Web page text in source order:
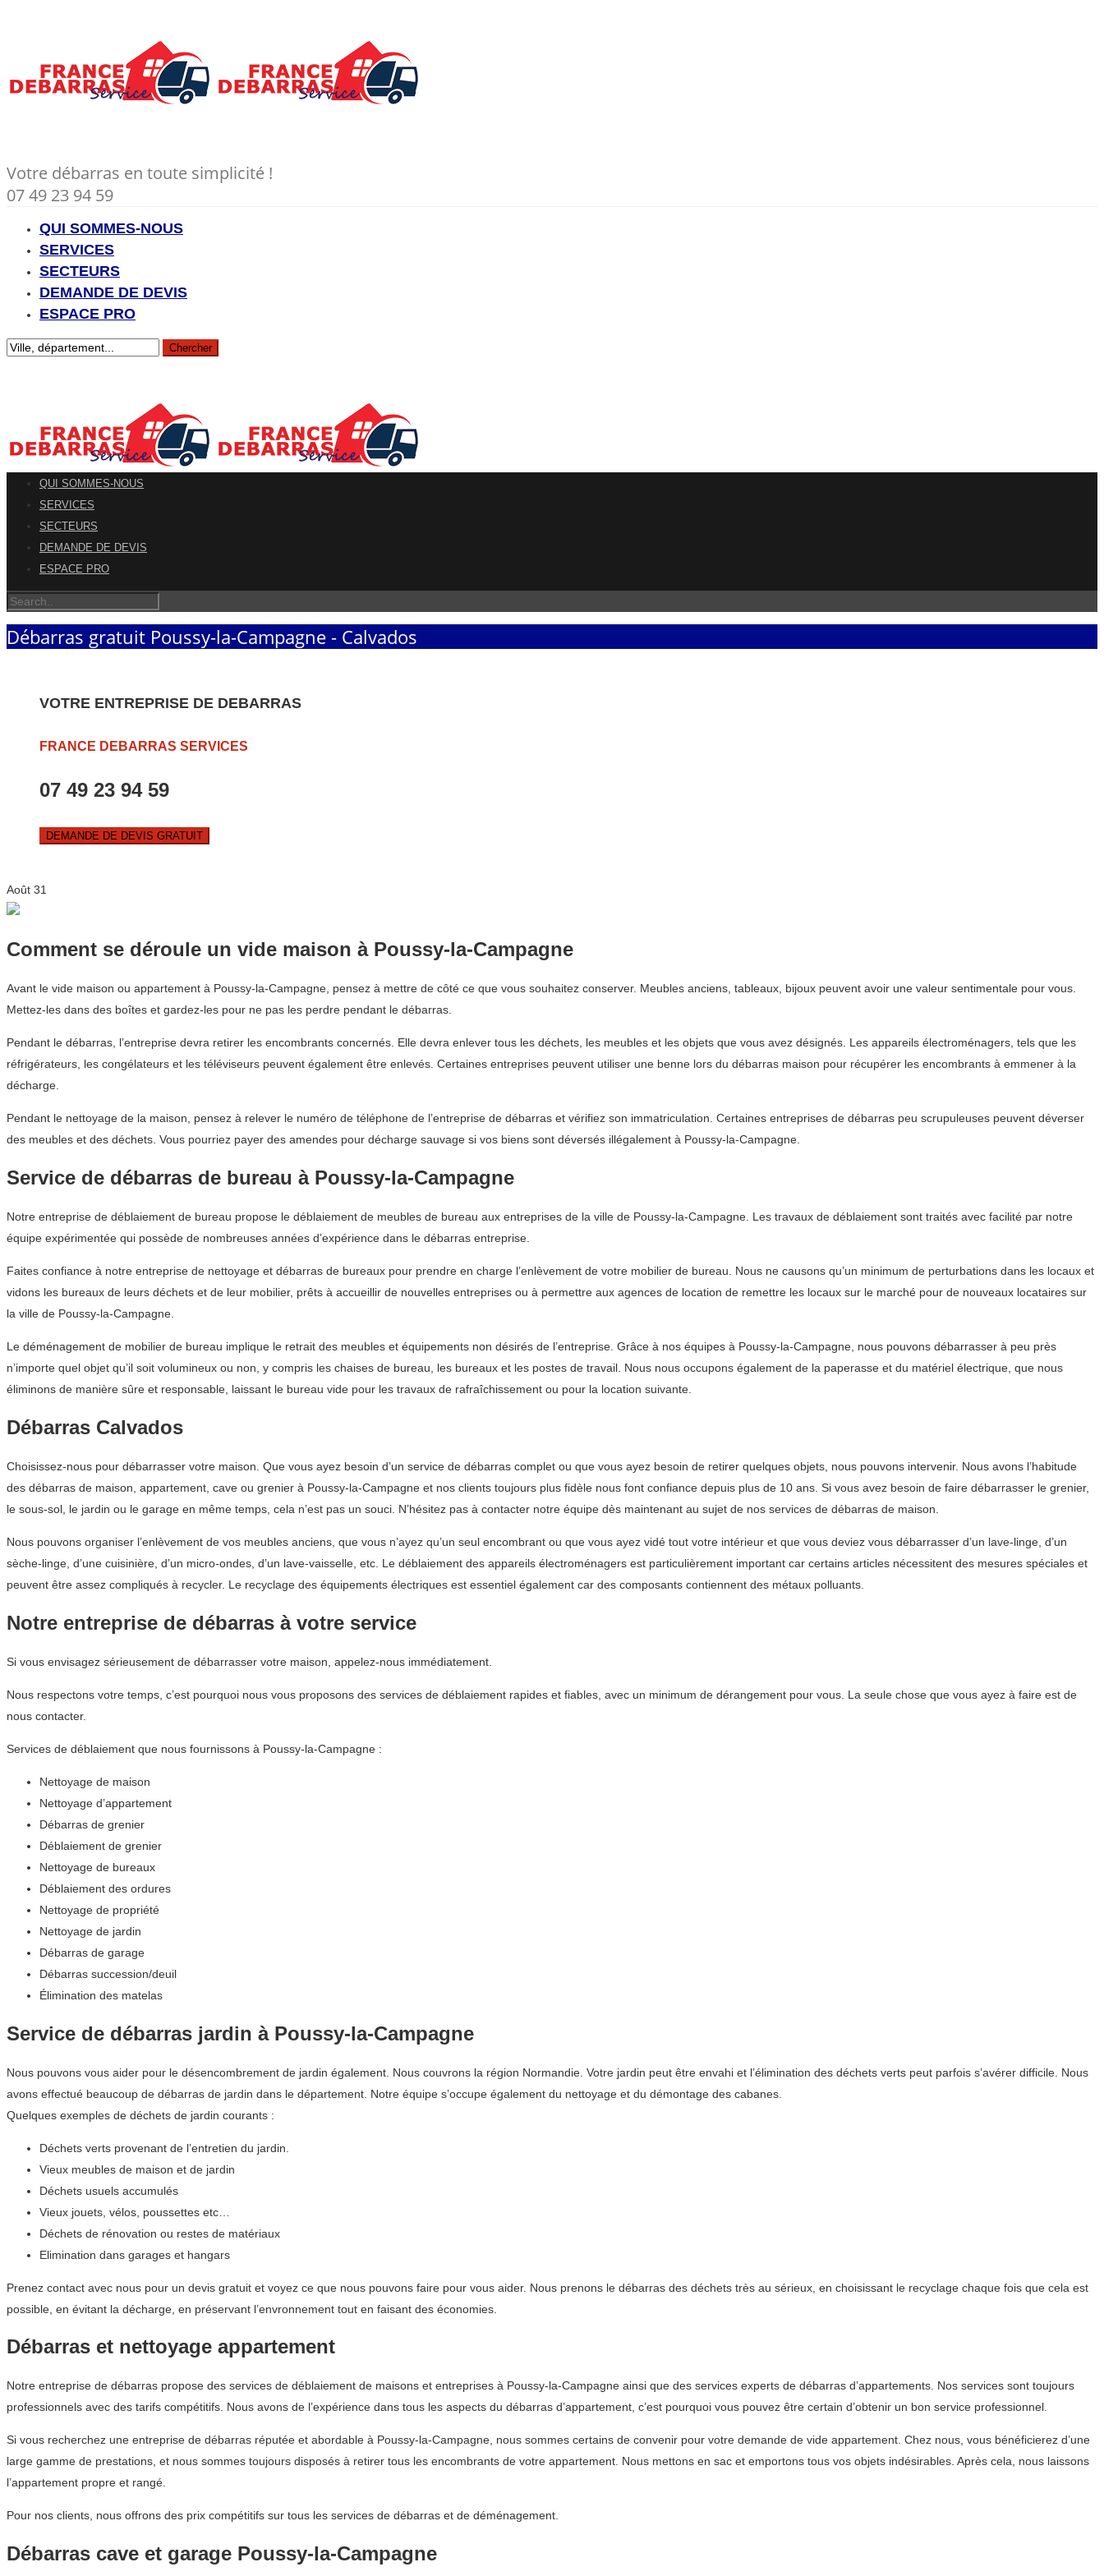
Votre débarras en toute simplicité !
07 49 23 94 59
QUI SOMMES-NOUS
SERVICES
SECTEURS
DEMANDE DE DEVIS
ESPACE PRO
QUI SOMMES-NOUS
SERVICES
SECTEURS
DEMANDE DE DEVIS
ESPACE PRO
Débarras gratuit Poussy-la-Campagne - Calvados
VOTRE ENTREPRISE DE DEBARRAS
FRANCE DEBARRAS SERVICES
07 49 23 94 59
DEMANDE DE DEVIS GRATUIT
Août 31
Comment se déroule un vide maison à Poussy-la-Campagne
Avant le vide maison ou appartement à Poussy-la-Campagne, pensez à mettre de côté ce que vous souhaitez conserver. Meubles anciens, tableaux, bijoux peuvent avoir une valeur sentimentale pour vous.
Mettez-les dans des boîtes et gardez-les pour ne pas les perdre pendant le débarras.
Pendant le débarras, l’entreprise devra retirer les encombrants concernés. Elle devra enlever tous les déchets, les meubles et les objets que vous avez désignés. Les appareils électroménagers, tels que les
réfrigérateurs, les congélateurs et les téléviseurs peuvent également être enlevés. Certaines entreprises peuvent utiliser une benne lors du débarras maison pour récupérer les encombrants à emmener à la
décharge.
Pendant le nettoyage de la maison, pensez à relever le numéro de téléphone de l’entreprise de débarras et vérifiez son immatriculation. Certaines entreprises de débarras peu scrupuleuses peuvent déverser
des meubles et des déchets. Vous pourriez payer des amendes pour décharge sauvage si vos biens sont déversés illégalement à Poussy-la-Campagne.
Service de débarras de bureau à Poussy-la-Campagne
Notre entreprise de déblaiement de bureau propose le déblaiement de meubles de bureau aux entreprises de la ville de Poussy-la-Campagne. Les travaux de déblaiement sont traités avec facilité par notre
équipe expérimentée qui possède de nombreuses années d’expérience dans le débarras entreprise.
Faites confiance à notre entreprise de nettoyage et débarras de bureaux pour prendre en charge l’enlèvement de votre mobilier de bureau. Nous ne causons qu’un minimum de perturbations dans les locaux et
vidons les bureaux de leurs déchets et de leur mobilier, prêts à accueillir de nouvelles entreprises ou à permettre aux agences de location de remettre les locaux sur le marché pour de nouveaux locataires sur
la ville de Poussy-la-Campagne.
Le déménagement de mobilier de bureau implique le retrait des meubles et équipements non désirés de l’entreprise. Grâce à nos équipes à Poussy-la-Campagne, nous pouvons débarrasser à peu près
n’importe quel objet qu’il soit volumineux ou non, y compris les chaises de bureau, les bureaux et les postes de travail. Nous nous occupons également de la paperasse et du matériel électrique, que nous
éliminons de manière sûre et responsable, laissant le bureau vide pour les travaux de rafraîchissement ou pour la location suivante.
Débarras Calvados
Choisissez-nous pour débarrasser votre maison. Que vous ayez besoin d’un service de débarras complet ou que vous ayez besoin de retirer quelques objets, nous pouvons intervenir. Nous avons l’habitude
des débarras de maison, appartement, cave ou grenier à Poussy-la-Campagne et nos clients toujours plus fidèle nous font confiance depuis plus de 10 ans. Si vous avez besoin de faire débarrasser le grenier,
le sous-sol, le jardin ou le garage en même temps, cela n’est pas un souci. N’hésitez pas à contacter notre équipe dès maintenant au sujet de nos services de débarras de maison.
Nous pouvons organiser l’enlèvement de vos meubles anciens, que vous n’ayez qu’un seul encombrant ou que vous ayez vidé tout votre intérieur et que vous deviez vous débarrasser d’un lave-linge, d’un
sèche-linge, d’une cuisinière, d’un micro-ondes, d’un lave-vaisselle, etc. Le déblaiement des appareils électroménagers est particulièrement important car certains articles nécessitent des mesures spéciales et
peuvent être assez compliqués à recycler. Le recyclage des équipements électriques est essentiel également car des composants contiennent des métaux polluants.
Notre entreprise de débarras à votre service
Si vous envisagez sérieusement de débarrasser votre maison, appelez-nous immédiatement.
Nous respectons votre temps, c’est pourquoi nous vous proposons des services de déblaiement rapides et fiables, avec un minimum de dérangement pour vous. La seule chose que vous ayez à faire est de
nous contacter.
Services de déblaiement que nous fournissons à Poussy-la-Campagne :
Nettoyage de maison
Nettoyage d’appartement
Débarras de grenier
Déblaiement de grenier
Nettoyage de bureaux
Déblaiement des ordures
Nettoyage de propriété
Nettoyage de jardin
Débarras de garage
Débarras succession/deuil
Élimination des matelas
Service de débarras jardin à Poussy-la-Campagne
Nous pouvons vous aider pour le désencombrement de jardin également. Nous couvrons la région Normandie. Votre jardin peut être envahi et l’élimination des déchets verts peut parfois s’avérer difficile. Nous
avons effectué beaucoup de débarras de jardin dans le département. Notre équipe s’occupe également du nettoyage et du démontage des cabanes.
Quelques exemples de déchets de jardin courants :
Déchets verts provenant de l’entretien du jardin.
Vieux meubles de maison et de jardin
Déchets usuels accumulés
Vieux jouets, vélos, poussettes etc…
Déchets de rénovation ou restes de matériaux
Elimination dans garages et hangars
Prenez contact avec nous pour un devis gratuit et voyez ce que nous pouvons faire pour vous aider. Nous prenons le débarras des déchets très au sérieux, en choisissant le recyclage chaque fois que cela est
possible, en évitant la décharge, en préservant l’envronnement tout en faisant des économies.
Débarras et nettoyage appartement
Notre entreprise de débarras propose des services de déblaiement de maisons et entreprises à Poussy-la-Campagne ainsi que des services experts de débarras d’appartements. Nos services sont toujours
professionnels avec des tarifs compétitifs. Nous avons de l’expérience dans tous les aspects du débarras d’appartement, c’est pourquoi vous pouvez être certain d’obtenir un bon service professionnel.
Si vous recherchez une entreprise de débarras réputée et abordable à Poussy-la-Campagne, nous sommes certains de convenir pour votre demande de vide appartement. Chez nous, vous bénéficierez d’une
large gamme de prestations, et nous sommes toujours disposés à retirer tous les encombrants de votre appartement. Nous mettons en sac et emportons tous vos objets indésirables. Après cela, nous laissons
l’appartement propre et rangé.
Pour nos clients, nous offrons des prix compétitifs sur tous les services de débarras et de déménagement.
Débarras cave et garage Poussy-la-Campagne